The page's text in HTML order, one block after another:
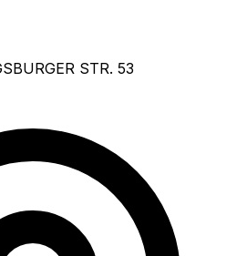
STR. 53